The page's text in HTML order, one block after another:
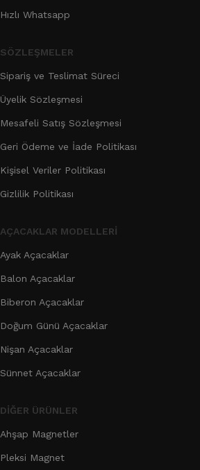
Hızlı Whatsapp
SÖZLEŞMELER
Sipariş ve Teslimat Süreci
Üyelik Sözleşmesi
Mesafeli Satış Sözleşmesi
Geri Ödeme ve İade Politikası
Kişisel Veriler Politikası
Gizlilik Politikası
AÇACAKLAR MODELLERI
Ayak Açacaklar
Balon Açacaklar
Biberon Açacaklar
Doğum Günü Açacaklar
Nişan Açacaklar
Sünnet Açacaklar
DIĞER ÜRÜNLER
Ahşap Magnetler
Pleksi Magnet